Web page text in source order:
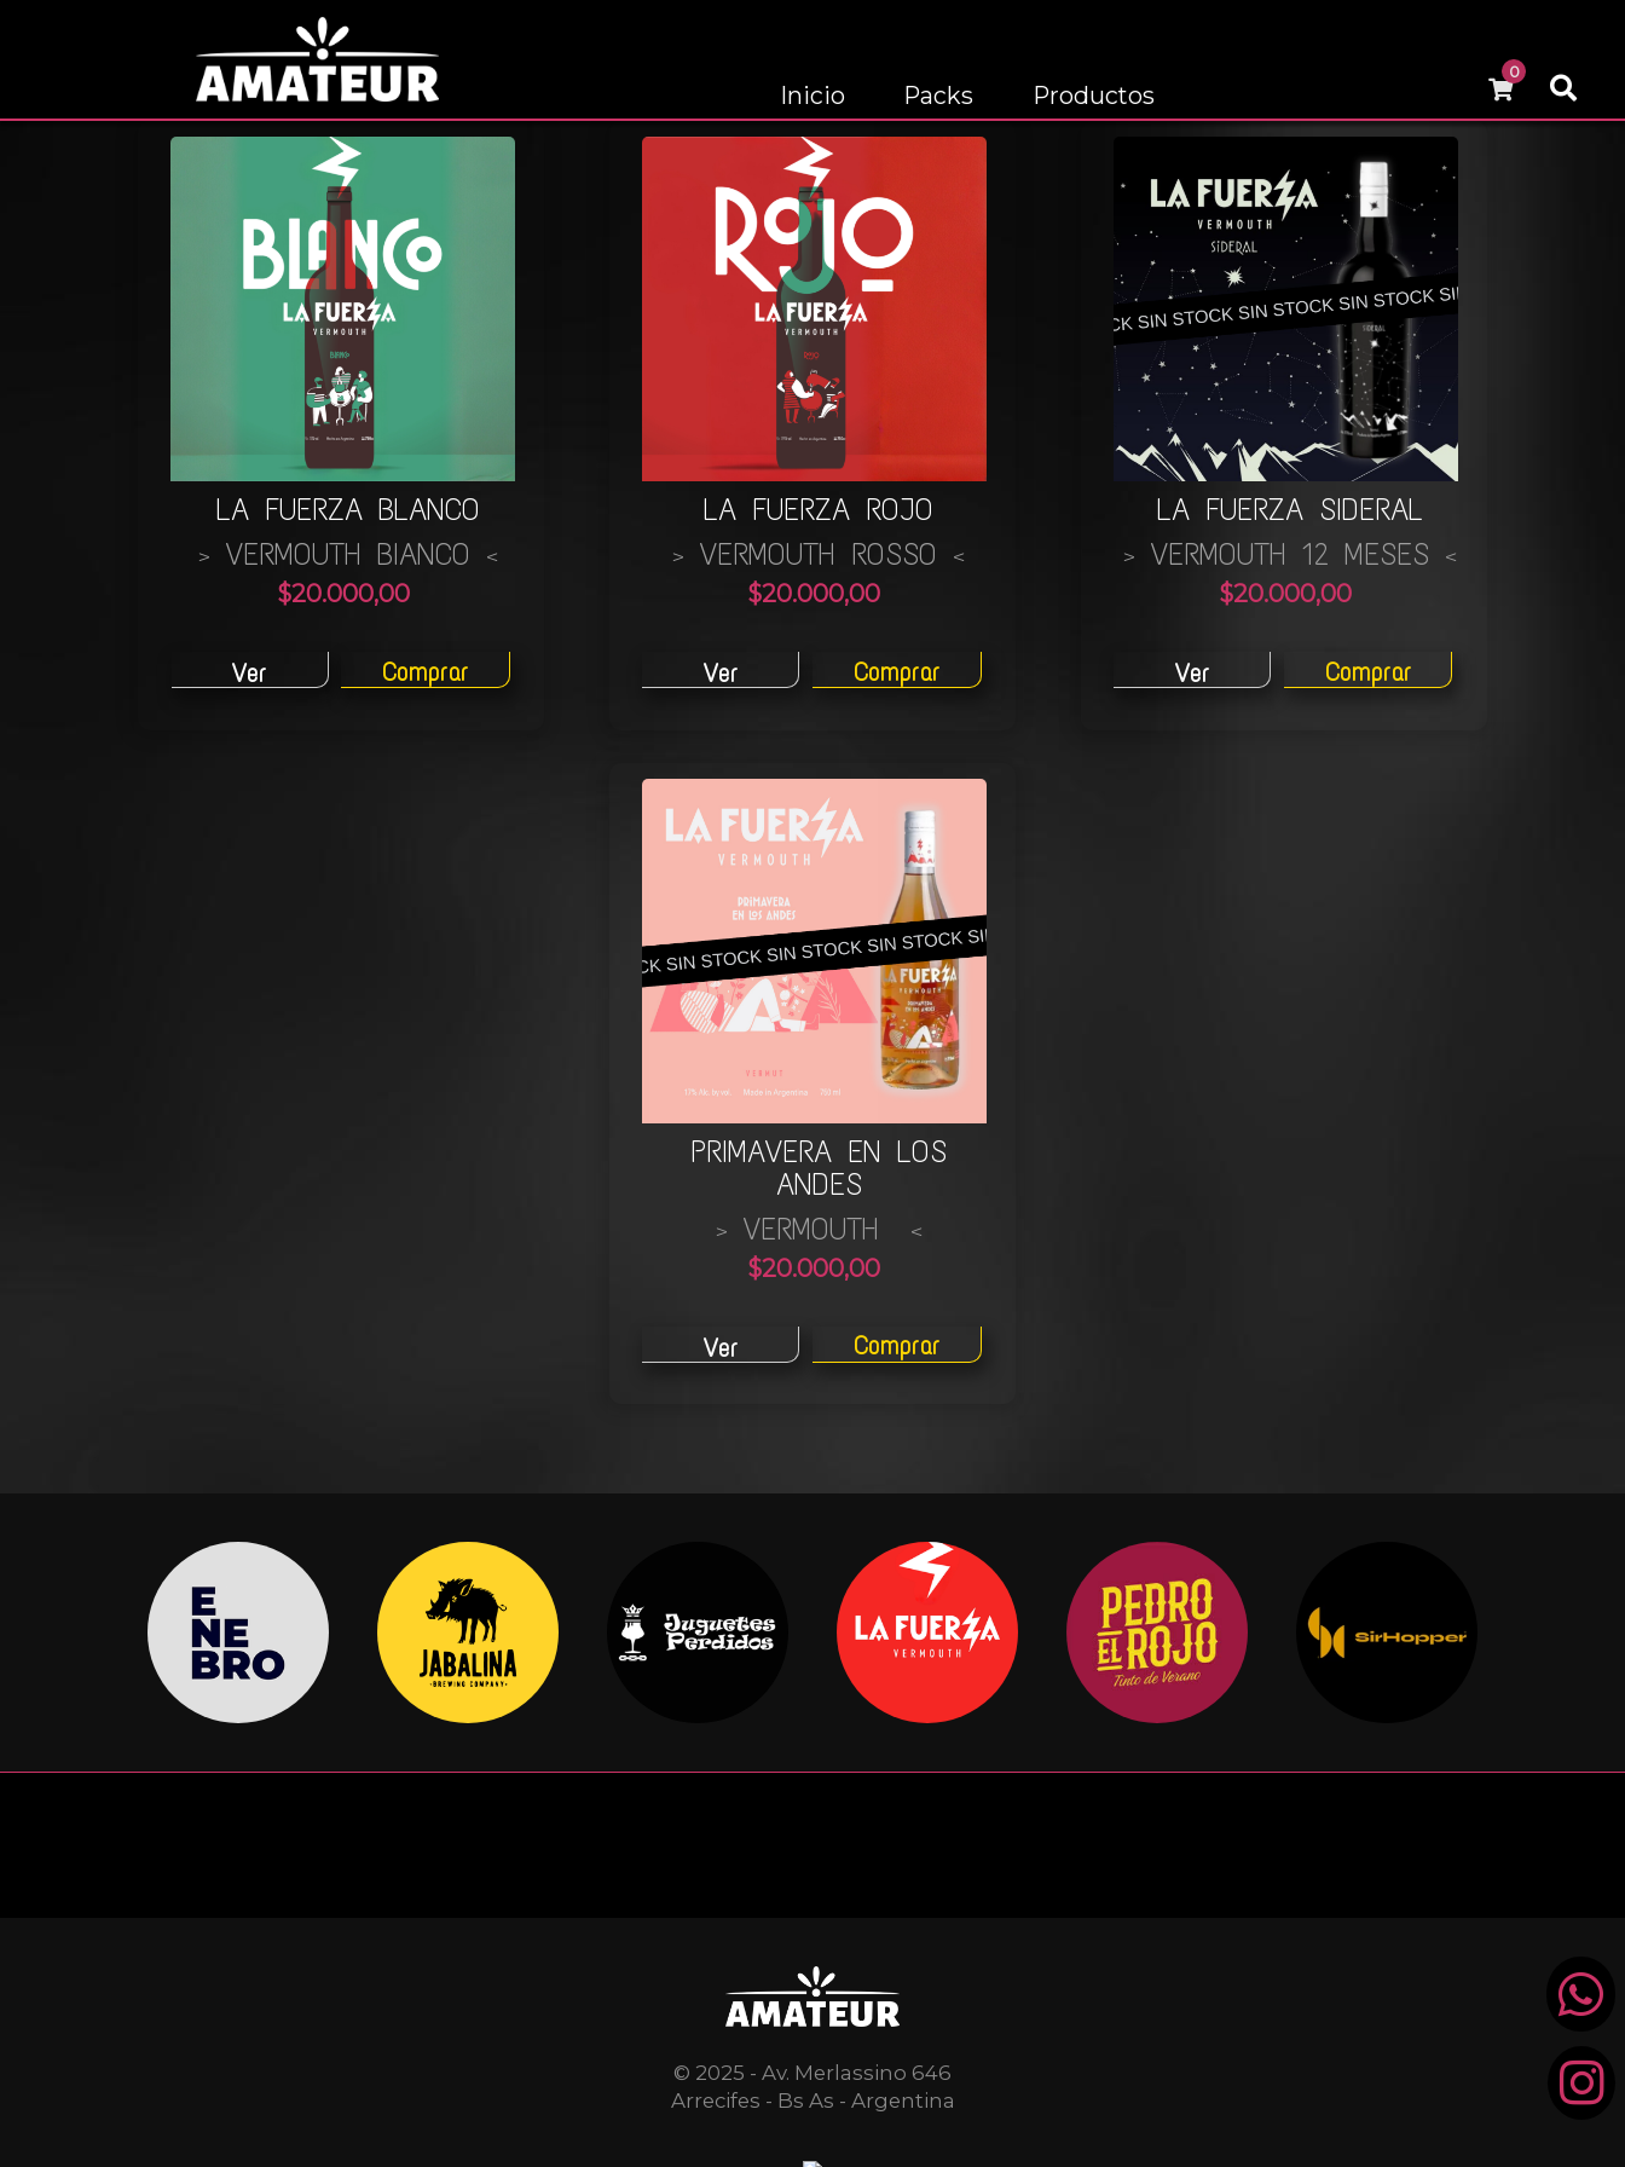
0
Inicio Packs Productos
LA FUERZA BLANCO
> VERMOUTH BIANCO <
$20.000,00
Ver Comprar
LA FUERZA ROJO
> VERMOUTH ROSSO <
$20.000,00
Ver Comprar
LA FUERZA SIDERAL
> VERMOUTH 12 MESES <
$20.000,00
Ver Comprar
PRIMAVERA EN LOS
ANDES
> VERMOUTH <
$20.000,00
Ver Comprar
© 2025 - Av. Merlassino 646
Arrecifes - Bs As - Argentina